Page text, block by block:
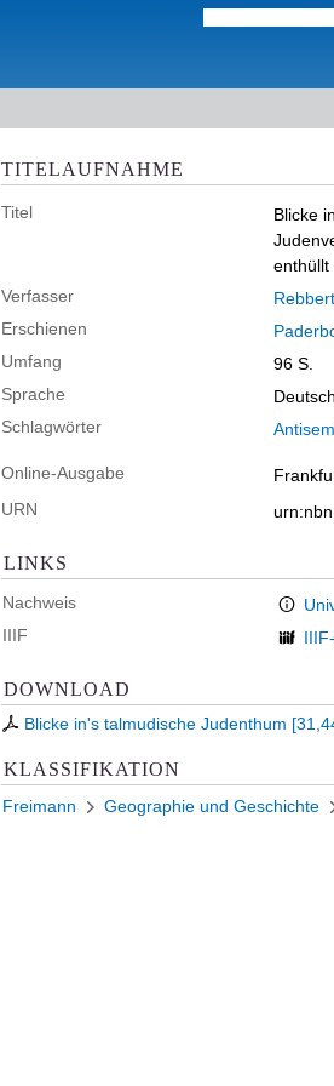
TITELAUFNAHME
Titel Blicke
enthüllt
Verfasser
Erschienen
Umfang
96 S.
Sprache
Deutsch
Schlagwörter
Online-Ausgabe
URN
LINKS
Nachweis
IIIF
DOWNLOAD
Blicke in's talmudische Judenthum [
KLASSIFIKATION
Freimann Geographie und Geschichte